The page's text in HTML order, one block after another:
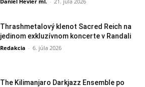
Thrashmetalový klenot Sacred Reich na
jedinom exkluzívnom koncerte v Randali
Redakcia - 6. júla 2026
The Kilimanjaro Darkjazz Ensemble po